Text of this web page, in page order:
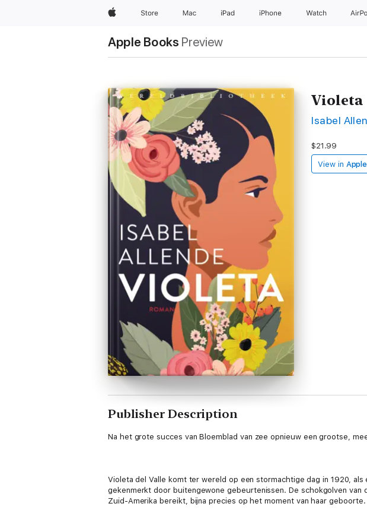
AppleStore Mac iPad iPhone Watch
Apple Books Preview
Violeta
Isabel
$21.99
View in
Publisher Description
Na het grote succes van Bloemblad van zee opnieuw een grootse,
Violeta del Valle komt ter wereld op een stormachtige dag in 1920,
gekenmerkt door buitengewone gebeurtenissen. De schokgolven
Zuid-Amerika bereikt, bijna precies op het moment van haar geboorte.